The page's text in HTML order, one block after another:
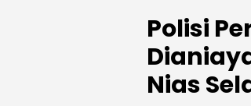
Polisi
Nias